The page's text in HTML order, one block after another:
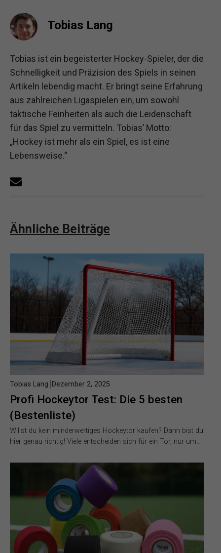
Tobias Lang
Tobias ist ein begeisterter Hockey-Spieler, der die
Schnelligkeit und Präzision des Spiels in seinen
Artikeln lebendig macht. Er bringt seine Erfahrung
aus zahlreichen Ligaspielen ein, um sowohl
taktische Feinheiten als auch die Leidenschaft
für das Spiel zu vermitteln. Tobias’ Motto:
„Hockey ist mehr als ein Spiel, es ist eine
Lebensweise.“
Ähnliche Beiträge
Profi Hockeytor Test: Die 5 besten
(Bestenliste)
Tobias Lang Dezember 2, 2025
Willst du kein minderwertiges Hockeytor kaufen? Dann bist du
hier genau richtig! Viele entscheiden sich für ein Tor, nur um…